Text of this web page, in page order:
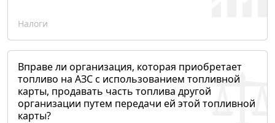
Налоги
Вправе ли организация, которая приобретает
топливо на АЗС с использованием топливной
карты, продавать часть топлива другой
организации путем передачи ей этой топливной
карты?